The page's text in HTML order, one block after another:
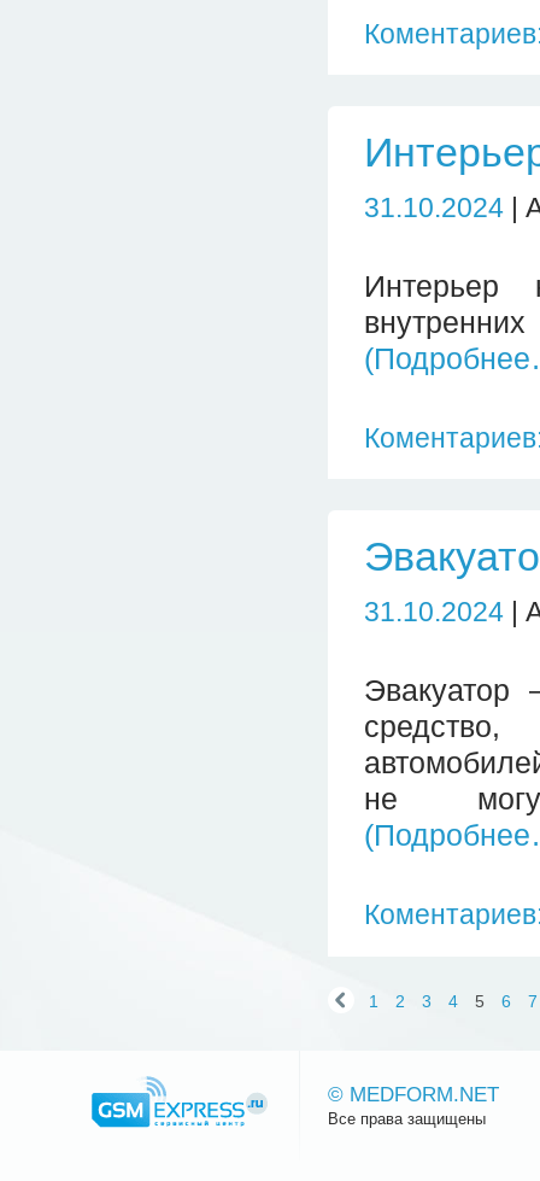
31.10.2024 |
Интерьер
31.10.2024 |
Эвакуатор
не могут
1 2 3 4 5 6 7
© MEDFORM.NET
Все права защищены